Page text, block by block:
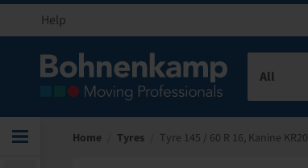
Help
All
Home Tyres Tyre 145 / 60 R 16, Kanine KR20